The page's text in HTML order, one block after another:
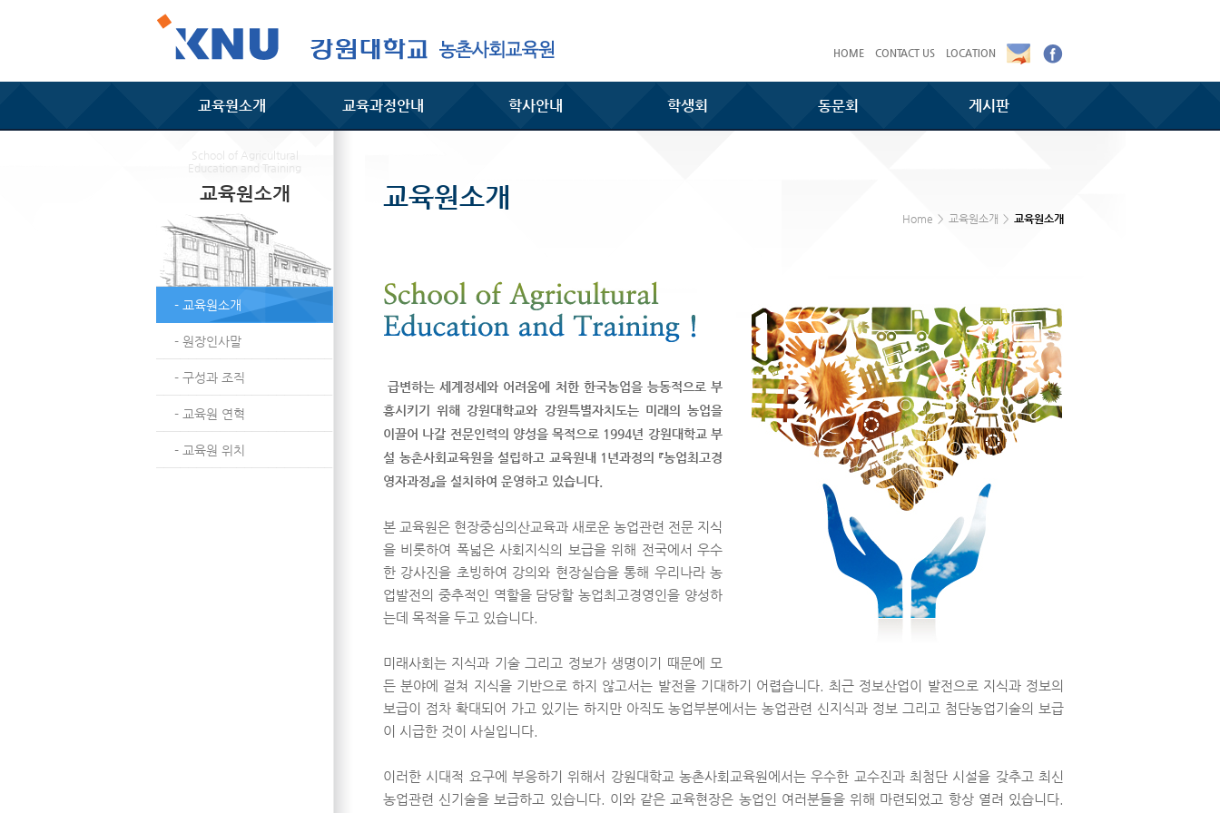
HOME CONTACT US LOCATION
교육원소개 교육과정안내 학사안내 학생회 동문회 게시판
School of Agricultural
Education and Training
교육원소개
- 교육원소개
- 원장인사말
- 구성과 조직
- 교육원 연혁
- 교육원 위치
교육원소개
Home > 교육원소개 > 교육원소개
급변하는 세계정세와 어려움에 처한 한국농업을 능동적으로 부
흥시키기 위해 강원대학교와 강원특별자치도는 미래의 농업을
이끌어 나갈 전문인력의 양성을 목적으로 1994년 강원대학교 부
설 농촌사회교육원을 설립하고 교육원내 1년과정의 『농업최고경
영자과정』을 설치하여 운영하고 있습니다.
본 교육원은 현장중심의산교육과 새로운 농업관련 전문 지식
을 비롯하여 폭넓은 사회지식의 보급을 위해 전국에서 우수
한 강사진을 초빙하여 강의와 현장실습을 통해 우리나라 농
업발전의 중추적인 역할을 담당할 농업최고경영인을 양성하
는데 목적을 두고 있습니다.
미래사회는 지식과 기술 그리고 정보가 생명이기 때문에 모
든 분야에 걸쳐 지식을 기반으로 하지 않고서는 발전을 기대하기 어렵습니다. 최근 정보산업이 발전으로 지식과 정보의
보급이 점차 확대되어 가고 있기는 하지만 아직도 농업부분에서는 농업관련 신지식과 정보 그리고 첨단농업기술의 보급
이 시급한 것이 사실입니다.
이러한 시대적 요구에 부응하기 위해서 강원대학교 농촌사회교육원에서는 우수한 교수진과 최첨단 시설을 갖추고 최신
농업관련 신기술을 보급하고 있습니다. 이와 같은 교육현장은 농업인 여러분들을 위해 마련되었고 항상 열려 있습니다.